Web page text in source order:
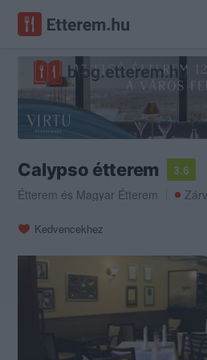
Calypso étterem
3.6
Étterem és Magyar Étterem
Kedvencekhez